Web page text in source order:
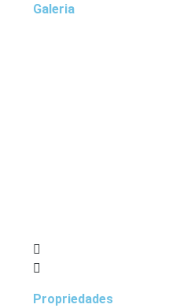
Galeria
Propriedades